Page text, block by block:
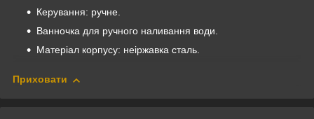
Керування: ручне.
Ванночка для ручного наливання води.
Матеріал корпусу: неіржавка сталь.
Приховати